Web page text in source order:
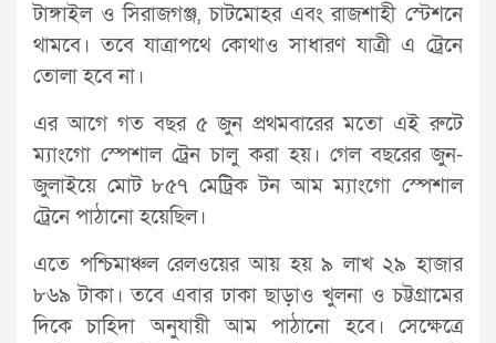
টাঙ্গাইল ও সিরাজগঞ্জ, চাটমোহর এবং রাজশাহী স্টেশনে
থামবে। তবে যাত্রাপথে কোথাও সাধারণ যাত্রী এ ট্রেনে
তোলা হবে না।
এর আগে গত বছর ৫ জুন প্রথমবারের মতো এই রুটে
ম্যাংগো স্পেশাল ট্রেন চালু করা হয়। গেল বছরের জুন-
জুলাইয়ে মোট ৮৫৭ মেট্রিক টন আম ম্যাংগো স্পেশাল
ট্রেনে পাঠানো হয়েছিল।
এতে পশ্চিমাঞ্চল রেলওয়ের আয় হয় ৯ লাখ ২৯ হাজার
৮৬৯ টাকা। তবে এবার ঢাকা ছাড়াও খুলনা ও চট্টগ্রামের
দিকে চাহিদা অনুযায়ী আম পাঠানো হবে। সেক্ষেত্রে